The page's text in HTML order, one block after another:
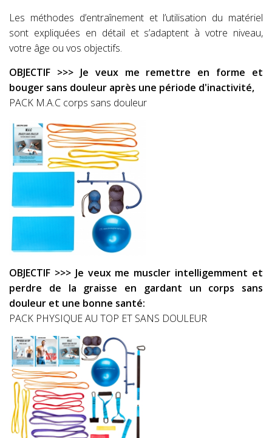
Les méthodes d’entraînement et l’utilisation du matériel
sont expliquées en détail et s’adaptent à votre niveau,
votre âge ou vos objectifs.
OBJECTIF >>> Je veux me remettre en forme et
bouger sans douleur après une période d'inactivité,
PACK M.A.C corps sans douleur
OBJECTIF >>> Je veux me muscler intelligemment et
perdre de la graisse en gardant un corps sans
douleur et une bonne santé:
PACK PHYSIQUE AU TOP ET SANS DOULEUR